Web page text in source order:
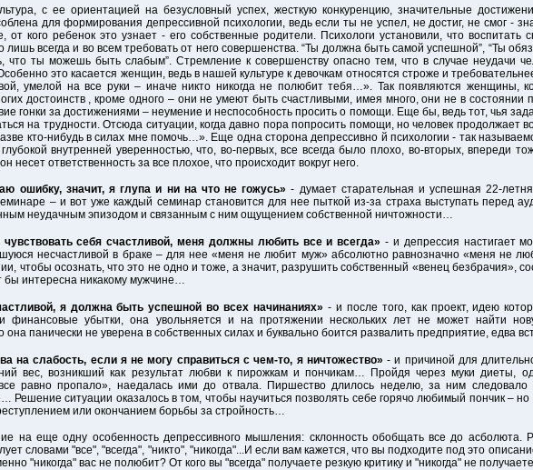
с ее ориентацией на безусловный успех, жесткую конкуренцию, значительные
для формирования депрессивной психологии, ведь если ты не успел, не достиг, не смог -
от кого ребенок это узнает - его собственные родители. Психологи установили, что воспитать
всегда и во всем требовать от него совершенства. “Ты должна быть самой успешной”, “Ты
что ты можешь быть слабым”. Стремление к совершенству опасно тем, что в случае неудачи
это касается женщин, ведь в нашей культуре к девочкам относятся строже и
умелой на все руки – иначе никто никогда не полюбит тебя…». Так появляются женщины,
достоинств , кроме одного – они не умеют быть счастливыми, имея много, они не в состоянии
гонки за достижениями – неумение и неспособность просить о помощи. Еще бы, ведь тот, чья
на трудности. Отсюда ситуации, когда давно пора попросить помощи, но человек продолжает
кто-нибудь в силах мне помочь…». Еще одна сторона депрессивно й психологии - так
внутренней уверенностью, что, во-первых, все всегда было плохо, во-вторых, впереди
несет ответственность за все плохое, что происходит вокруг него.
ошибку, значит, я глупа и ни на что не гожусь» - думает старательная и успешная 22-
– и вот уже каждый семинар становится для нее пыткой из-за страха выступать перед
неудачным эпизодом и связанным с ним ощущением собственной ничтожности…
себя счастливой, меня должны любить все и всегда»- и депрессия настигает
несчастливой в браке – для нее «меня не любит муж» абсолютно равнозначно «меня не
чтобы осознать, что это не одно и тоже, а значит, разрушить собственный «венец безбрачия»,
бы интересна никакому мужчине…
я должна быть успешной во всех начинаниях» - и после того, как проект, идею
финансовые убытки, она увольняется и на протяжении нескольких лет не может найти
она панически не уверена в собственных силах и буквально боится развалить предприятие, едва
на слабость, если я не могу справиться с чем-то, я ничтожество» - и причиной для
вес, возникший как результат любви к пирожкам и пончикам… Пройдя через муки диеты,
все равно пропало», наедалась ими до отвала. Пиршество длилось неделю, за ним
Решение ситуации оказалось в том, чтобы научиться позволять себе горячо любимый пончик –
или окончанием борьбы за стройность…
на еще одну особенность депрессивного мышления: склонность обобщать все до асболюта.
словами "все", "всегда", "никто", "никогда"...И если вам кажется, что вы подходите под это
"никогда" вас не полюбит? От кого вы "всегда" получаете резкую критику и "никогда" не